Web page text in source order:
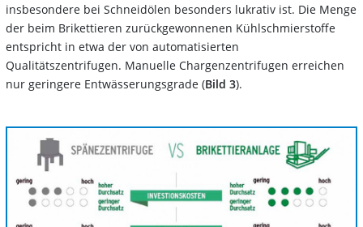
insbesondere bei Schneidölen besonders lukrativ ist. Die Menge
der beim Brikettieren zurückgewonnenen Kühlschmierstoffe
entspricht in etwa der von automatisierten
Qualitätszentrifugen. Manuelle Chargenzentrifugen erreichen
nur geringere Entwässerungsgrade (Bild 3).